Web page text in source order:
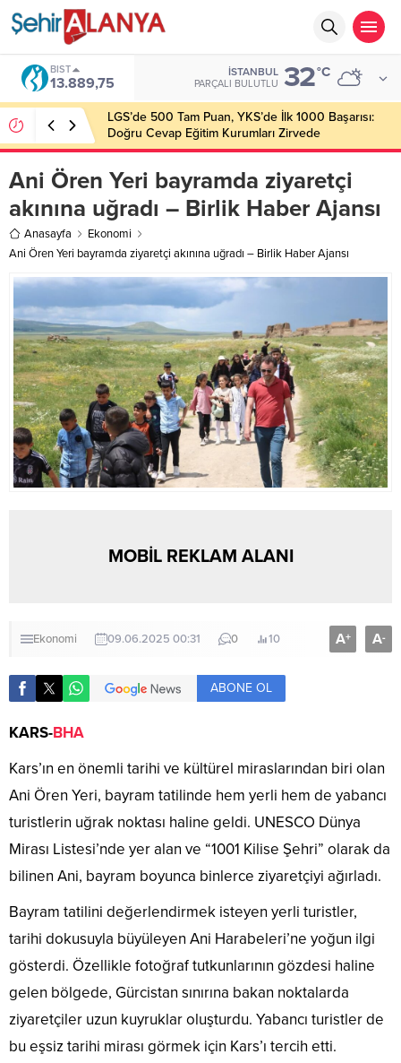
BIST
13.889,75
İSTANBUL
PARÇALI BULUTLU 32°C
LGS’de 500 Tam Puan, YKS’de İlk 1000 Başarısı:
Doğru Cevap Eğitim Kurumları Zirvede
Ani Ören Yeri bayramda ziyaretçi
akınına uğradı – Birlik Haber Ajansı
Anasayfa
Ekonomi
Ani Ören Yeri bayramda ziyaretçi akınına uğradı – Birlik Haber Ajansı
MOBİL REKLAM ALANI
Ekonomi 09.06.2025 00:31 0 10 A+ A-
ABONE OL
KARS-BHA
Kars’ın en önemli tarihi ve kültürel miraslarından biri olan
Ani Ören Yeri, bayram tatilinde hem yerli hem de yabancı
turistlerin uğrak noktası haline geldi. UNESCO Dünya
Mirası Listesi’nde yer alan ve “1001 Kilise Şehri” olarak da
bilinen Ani, bayram boyunca binlerce ziyaretçiyi ağırladı.
Bayram tatilini değerlendirmek isteyen yerli turistler,
tarihi dokusuyla büyüleyen Ani Harabeleri’ne yoğun ilgi
gösterdi. Özellikle fotoğraf tutkunlarının gözdesi haline
gelen bölgede, Gürcistan sınırına bakan noktalarda
ziyaretçiler uzun kuyruklar oluşturdu. Yabancı turistler de
bu eşsiz tarihi mirası görmek için Kars’ı tercih etti.